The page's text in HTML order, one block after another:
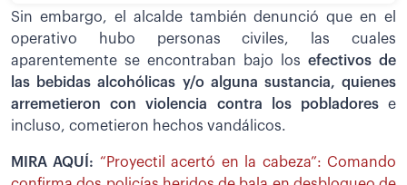
Sin embargo, el alcalde también denunció que en el
operativo hubo personas civiles, las cuales
aparentemente se encontraban bajo los efectivos de
las bebidas alcohólicas y/o alguna sustancia, quienes
arremetieron con violencia contra los pobladorese
incluso, cometieron hechos vandálicos.
MIRA AQUÍ: “Proyectil acertó en la cabeza”: Comando